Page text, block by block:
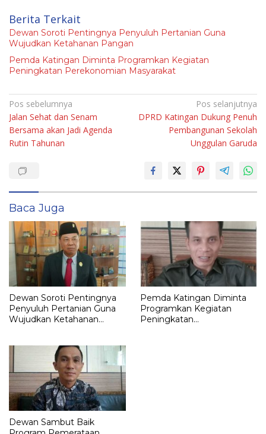
Berita Terkait
Dewan Soroti Pentingnya Penyuluh Pertanian Guna
Wujudkan Ketahanan Pangan
Pemda Katingan Diminta Programkan Kegiatan
Peningkatan Perekonomian Masyarakat
Navigasi
pos
Pos sebelumnya
Jalan Sehat dan Senam
Bersama akan Jadi Agenda
Rutin Tahunan
Pos selanjutnya
DPRD Katingan Dukung Penuh
Pembangunan Sekolah
Unggulan Garuda
Baca Juga
Dewan Soroti Pentingnya
Penyuluh Pertanian Guna
Wujudkan Ketahanan
Pemda Katingan Diminta
Programkan Kegiatan
Peningkatan
Dewan Sambut Baik